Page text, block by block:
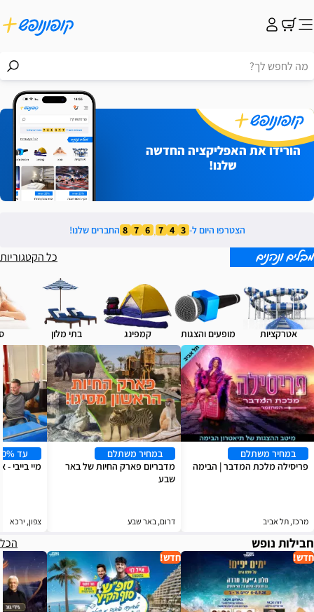
קופונופש פלוס
הורידו את האפליקציה החדשה
שלנו!
הצטרפו היום ל- 8 7 6 , 7 4 3 החברים שלנו!
מבלים ונהנים כל הקטגוריות
אטרקציות מופעים והצגות קמפינג בתי מלון
במחיר משתלם
פריסילה מלכת המדבר | הבימה
מרכז, תל אביב
במחיר משתלם
מדבריום פארק החיות של באר
שבע
דרום, באר שבע
עד 40% הנחה
מיי בייבי
צפון, ירכא
חבילות נופש הכל
חדש! חדש!